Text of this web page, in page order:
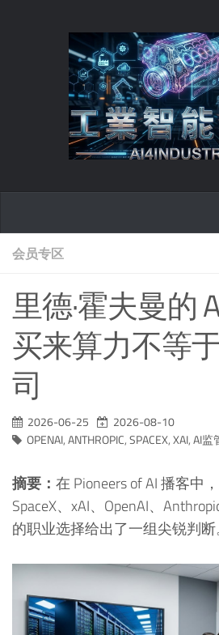
会员专区
里德·霍夫曼的
买来算力不等
司
2026-06-25
2026-08-10
OPENAI,ANTHROPIC,SPACEX,XAI,AI监
摘要： 在 Pioneers of AI 播客中
SpaceX、xAI、OpenAI、
的职业选择给出了一组尖锐判断